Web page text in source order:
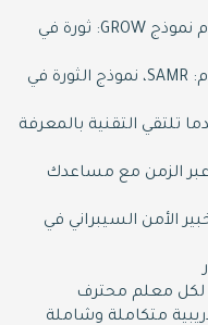
جيش المساعدين الأذكياء يقدم نموذج GROW: ثورة في
جيش المساعدين الأذكياء يقدم: SAMR، نموذج الثورة في
تلتقي التقنية بالمعرفة
الزمن مع مساعدك
الأمن السيبراني في
لكل معلم محترف
متكاملة وشاملة